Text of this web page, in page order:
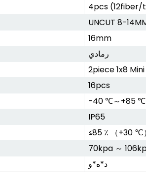
4pcs
UNCUT 8-
16mm
رمادي
2piece 1x8
16pcs
-40 ℃～+85 ℃
IP65
≤85 ٪ （+30 ℃）
70kpa ～
د*ه*و